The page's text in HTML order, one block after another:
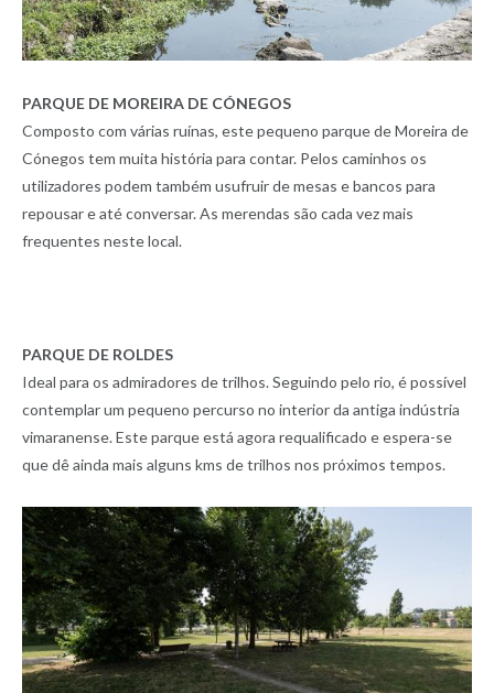
PARQUE DE MOREIRA DE CÓNEGOS
Composto com várias ruínas, este pequeno parque de Moreira de
Cónegos tem muita história para contar. Pelos caminhos os
utilizadores podem também usufruir de mesas e bancos para
repousar e até conversar. As merendas são cada vez mais
frequentes neste local.
PARQUE DE ROLDES
Ideal para os admiradores de trilhos. Seguindo pelo rio, é possível
contemplar um pequeno percurso no interior da antiga indústria
vimaranense. Este parque está agora requalificado e espera-se
que dê ainda mais alguns kms de trilhos nos próximos tempos.